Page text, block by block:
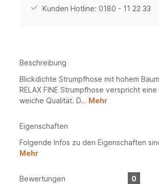
Kunden Hotline: 0180 - 11 22 33
Beschreibung
Blickdichte Strumpfhose mit hohem
RELAX FINE Strumpfhose verspricht
weiche Qualität. D… Mehr
Eigenschaften
Folgende Infos zu den Eigenschaften
Mehr
Bewertungen 0